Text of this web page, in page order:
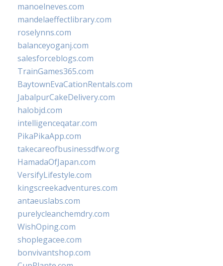
manoelneves.com
mandelaeffectlibrary.com
roselynns.com
balanceyoganj.com
salesforceblogs.com
TrainGames365.com
BaytownEvaCationRentals.com
JabalpurCakeDelivery.com
halobjd.com
intelligenceqatar.com
PikaPikaApp.com
takecareofbusinessdfw.org
HamadaOfJapan.com
VersifyLifestyle.com
kingscreekadventures.com
antaeuslabs.com
purelycleanchemdry.com
WishOping.com
shoplegacee.com
bonvivantshop.com